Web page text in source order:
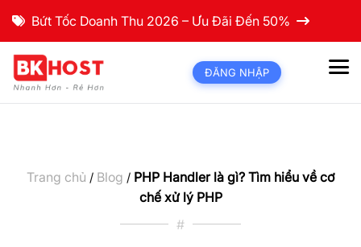
Bứt Tốc Doanh Thu 2026 – Ưu Đãi Đến 50%
ĐĂNG NHẬP
Trang chủ / Blog / PHP Handler là gì? Tìm hiểu về cơ
chế xử lý PHP
#